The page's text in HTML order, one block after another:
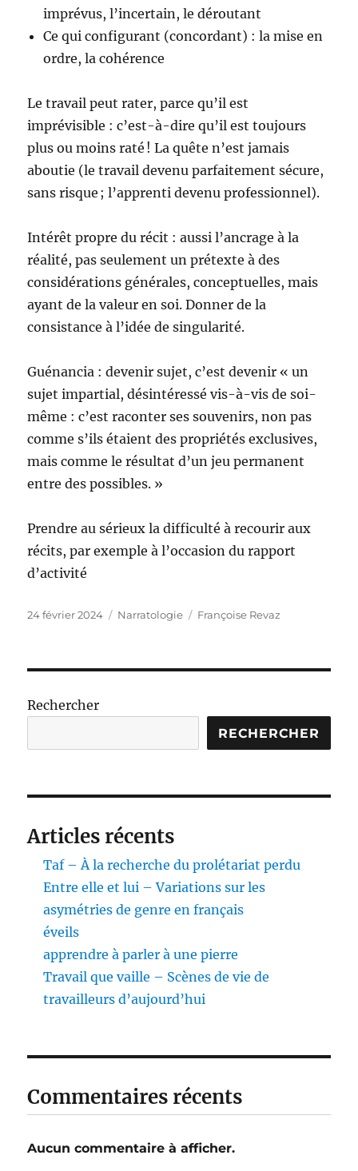
imprévus, l’incertain, le déroutant
Ce qui configurant (concordant) : la mise en
ordre, la cohérence
Le travail peut rater, parce qu’il est
imprévisible : c’est-à-dire qu’il est toujours
plus ou moins raté ! La quête n’est jamais
aboutie (le travail devenu parfaitement sécure,
sans risque ; l’apprenti devenu professionnel).
Intérêt propre du récit : aussi l’ancrage à la
réalité, pas seulement un prétexte à des
considérations générales, conceptuelles, mais
ayant de la valeur en soi. Donner de la
consistance à l’idée de singularité.
Guénancia : devenir sujet, c’est devenir « un
sujet impartial, désintéressé vis-à-vis de soi-
même : c’est raconter ses souvenirs, non pas
comme s’ils étaient des propriétés exclusives,
mais comme le résultat d’un jeu permanent
entre des possibles. »
Prendre au sérieux la difficulté à recourir aux
récits, par exemple à l’occasion du rapport
d’activité
Publié
24 février 2024 Catégories
Narratologie Étiquettes
Françoise Revaz
Rechercher
RECHERCHER
Articles récents
Taf – À la recherche du prolétariat perdu
Entre elle et lui – Variations sur les
asymétries de genre en français
éveils
apprendre à parler à une pierre
Travail que vaille – Scènes de vie de
travailleurs d’aujourd’hui
Commentaires récents
Aucun commentaire à afficher.